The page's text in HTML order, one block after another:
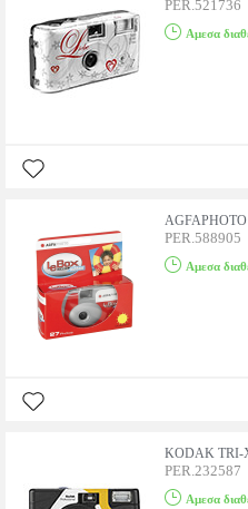
PER.521736
Αμεσα
PER.588905
Αμεσα
KODAK TRI-
PER.232587
Αμεσα